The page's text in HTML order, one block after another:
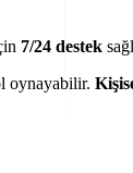
7/24 destek
oynayabilir.